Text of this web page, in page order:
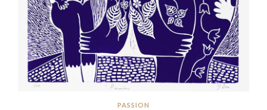
PASSION